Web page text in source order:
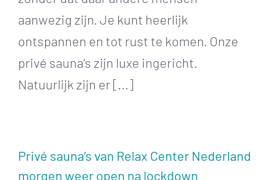
aanwezig zijn. Je kunt heerlijk
ontspannen en tot rust te komen. Onze
privé sauna’s zijn luxe ingericht.
Natuurlijk zijn er [...]
Privé sauna’s van Relax Center Nederland
morgen weer open na lockdown